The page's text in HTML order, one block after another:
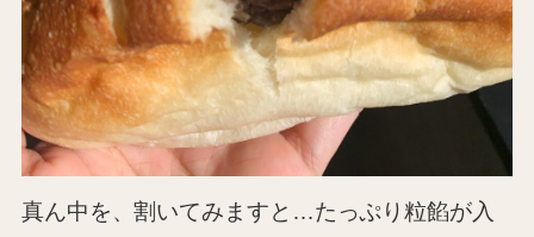
真ん中を、割いてみますと…たっぷり粒餡が入